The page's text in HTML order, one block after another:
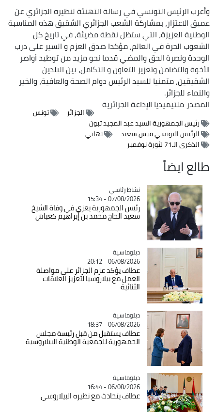
وأعرب الرئيس التونسي في رسالة التهنئة لنظيره الجزائري عن
عميق الاعتزاز، بمشاركة الشعب الجزائري الشقيق هذه المناسبة
الوطنية العزيزة، التي ستظل نقطة مضيئة، في تاريخ كل
الشعوب الحرة في العالم، مؤكدا صدق العزم و السير على درب
الوحدة ونصرة الحق والمضي قدما نحو مزيد من توطيد أواصر
الأخوة والتضامن وتعزيز التعاون و التكامل، بين البلدين
الشقيقين، متمنيا للسيد الرئيس دوام الصحة والعافية، والخير
والنماء للجزائر.
المصدرملتيميديا الإذاعة الجزائرية
الجزائر
تونس
رئيس الجمهورية السيد عبد المجيد تبون
الرئيس التونسي قيس سعيد
تهاني
الذكرى الـ71 لثورة نوفمبر
طالع ايضاً
Catégorie
نشاط رئاسي
07/08/2026 - 15:34
رئيس الجمهورية يعزي في وفاة الشيخ
سعيد الحاج محمد بن إبراهيم كعباش
Catégorie
دبلوماسية
06/08/2026 - 20:12
عطاف يؤكد عزم الجزائر على مواصلة
العمل مع بيلاروسيا لتعزيز العلاقات
الثنائية
Catégorie
دبلوماسية
06/08/2026 - 18:37
عطاف يستقبل من قبل رئيسة مجلس
الجمهورية للجمعية الوطنية البيلاروسية
Catégorie
دبلوماسية
06/08/2026 - 16:44
عطاف يتحادث مع نظيره البيلاروسي